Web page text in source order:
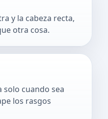
y la cabeza recta,
otra cosa.
solo cuando sea
los rasgos